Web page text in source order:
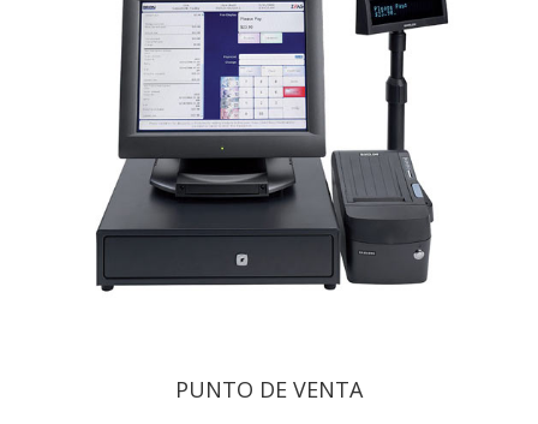
PUNTO DE VENTA